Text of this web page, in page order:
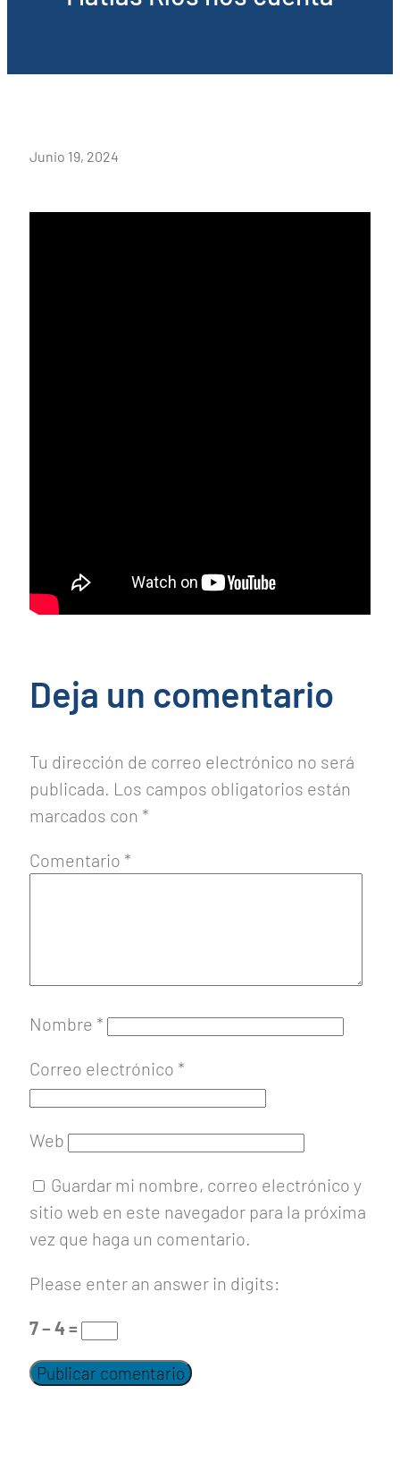
Junio 19, 2024
Deja un comentario
Tu dirección de correo electrónico no será
publicada. Los campos obligatorios están
marcados con *
Comentario *
Nombre *
Correo electrónico *
Web
Guardar mi nombre, correo electrónico y
sitio web en este navegador para la próxima
vez que haga un comentario.
Please enter an answer in digits:
7 − 4 =